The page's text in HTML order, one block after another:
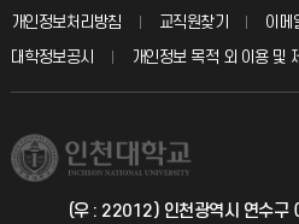
입학안내
취업정보(학생)
칭찬마당
학생서비스 지킴이
총동문회
교육혁신본부
국제지원과
개인정보처리방침 교직원찾기
이메
대학정보공시
개인정보 목적 외 이용 및
(우 : 22012) 인천광역시 연수구